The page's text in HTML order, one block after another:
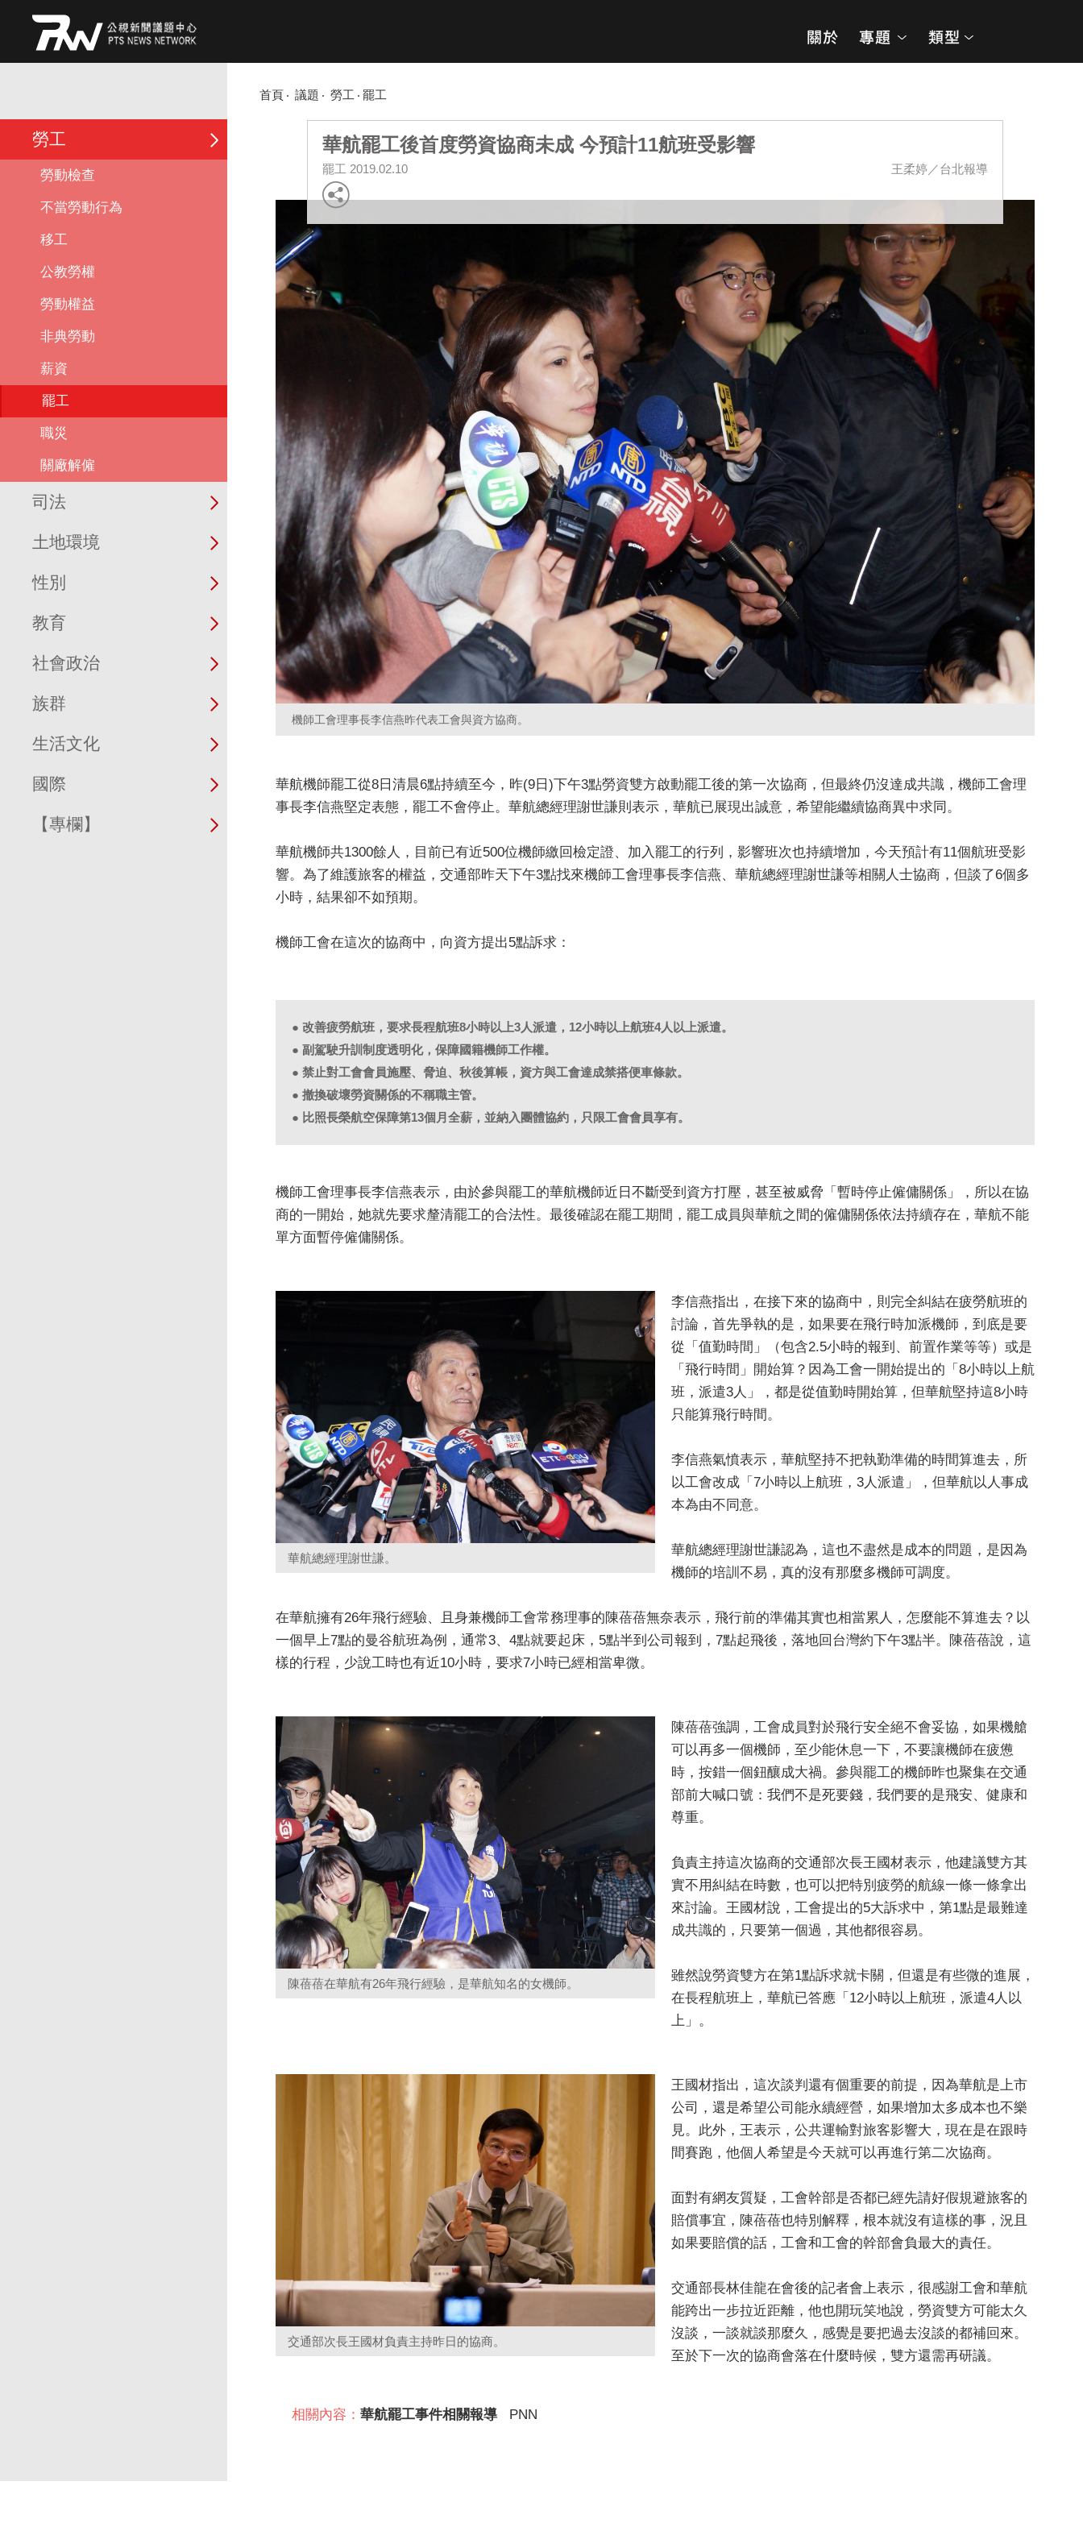
勞工
勞動檢查
不當勞動行為
移工
公教勞權
勞動權益
非典勞動
薪資
罷工
職災
關廠解僱
司法
土地環境
性別
教育
社會政治
族群
生活文化
國際
【專欄】
首頁 議題 勞工 罷工
華航罷工後首度勞資協商未成 今預計11航班受影響
罷工 2019.02.10 王柔婷／台北報導
機師工會理事長李信燕昨代表工會與資方協商。
華航機師罷工從8日清晨6點持續至今，昨(9日)下午3點勞資雙方啟動罷工後的第一次協商，但最終仍沒達成共識，機師工會理
事長李信燕堅定表態，罷工不會停止。華航總經理謝世謙則表示，華航已展現出誠意，希望能繼續協商異中求同。
華航機師共1300餘人，目前已有近500位機師繳回檢定證、加入罷工的行列，影響班次也持續增加，今天預計有11個航班受影
響。為了維護旅客的權益，交通部昨天下午3點找來機師工會理事長李信燕、華航總經理謝世謙等相關人士協商，但談了6個多
小時，結果卻不如預期。
機師工會在這次的協商中，向資方提出5點訴求：
● 改善疲勞航班，要求長程航班8小時以上3人派遣，12小時以上航班4人以上派遣。
● 副駕駛升訓制度透明化，保障國籍機師工作權。
● 禁止對工會會員施壓、脅迫、秋後算帳，資方與工會達成禁搭便車條款。
● 撤換破壞勞資關係的不稱職主管。
● 比照長榮航空保障第13個月全薪，並納入團體協約，只限工會會員享有。
機師工會理事長李信燕表示，由於參與罷工的華航機師近日不斷受到資方打壓，甚至被威脅「暫時停止僱傭關係」，所以在協
商的一開始，她就先要求釐清罷工的合法性。最後確認在罷工期間，罷工成員與華航之間的僱傭關係依法持續存在，華航不能
單方面暫停僱傭關係。
華航總經理謝世謙。
李信燕指出，在接下來的協商中，則完全糾結在疲勞航班的
討論，首先爭執的是，如果要在飛行時加派機師，到底是要
從「值勤時間」（包含2.5小時的報到、前置作業等等）或是
「飛行時間」開始算？因為工會一開始提出的「8小時以上航
班，派遣3人」，都是從值勤時開始算，但華航堅持這8小時
只能算飛行時間。
李信燕氣憤表示，華航堅持不把執勤準備的時間算進去，所
以工會改成「7小時以上航班，3人派遣」，但華航以人事成
本為由不同意。
華航總經理謝世謙認為，這也不盡然是成本的問題，是因為
機師的培訓不易，真的沒有那麼多機師可調度。
在華航擁有26年飛行經驗、且身兼機師工會常務理事的陳蓓蓓無奈表示，飛行前的準備其實也相當累人，怎麼能不算進去？以
一個早上7點的曼谷航班為例，通常3、4點就要起床，5點半到公司報到，7點起飛後，落地回台灣約下午3點半。陳蓓蓓說，這
樣的行程，少說工時也有近10小時，要求7小時已經相當卑微。
陳蓓蓓在華航有26年飛行經驗，是華航知名的女機師。
陳蓓蓓強調，工會成員對於飛行安全絕不會妥協，如果機艙
可以再多一個機師，至少能休息一下，不要讓機師在疲憊
時，按錯一個鈕釀成大禍。參與罷工的機師昨也聚集在交通
部前大喊口號：我們不是死要錢，我們要的是飛安、健康和
尊重。
負責主持這次協商的交通部次長王國材表示，他建議雙方其
實不用糾結在時數，也可以把特別疲勞的航線一條一條拿出
來討論。王國材說，工會提出的5大訴求中，第1點是最難達
成共識的，只要第一個過，其他都很容易。
雖然說勞資雙方在第1點訴求就卡關，但還是有些微的進展，
在長程航班上，華航已答應「12小時以上航班，派遣4人以
上」。
交通部次長王國材負責主持昨日的協商。
王國材指出，這次談判還有個重要的前提，因為華航是上市
公司，還是希望公司能永續經營，如果增加太多成本也不樂
見。此外，王表示，公共運輸對旅客影響大，現在是在跟時
間賽跑，他個人希望是今天就可以再進行第二次協商。
面對有網友質疑，工會幹部是否都已經先請好假規避旅客的
賠償事宜，陳蓓蓓也特別解釋，根本就沒有這樣的事，況且
如果要賠償的話，工會和工會的幹部會負最大的責任。
交通部長林佳龍在會後的記者會上表示，很感謝工會和華航
能跨出一步拉近距離，他也開玩笑地說，勞資雙方可能太久
沒談，一談就談那麼久，感覺是要把過去沒談的都補回來。
至於下一次的協商會落在什麼時候，雙方還需再研議。
相關內容： 華航罷工事件相關報導 PNN